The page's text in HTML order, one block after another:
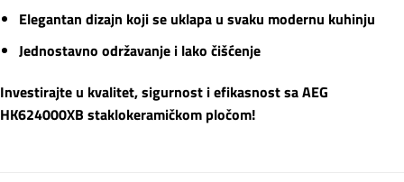
Elegantan dizajn koji se uklapa u svaku modernu kuhinju
Jednostavno održavanje i lako čišćenje
Investirajte u kvalitet, sigurnost i efikasnost sa AEG
HK624000XB staklokeramičkom pločom!